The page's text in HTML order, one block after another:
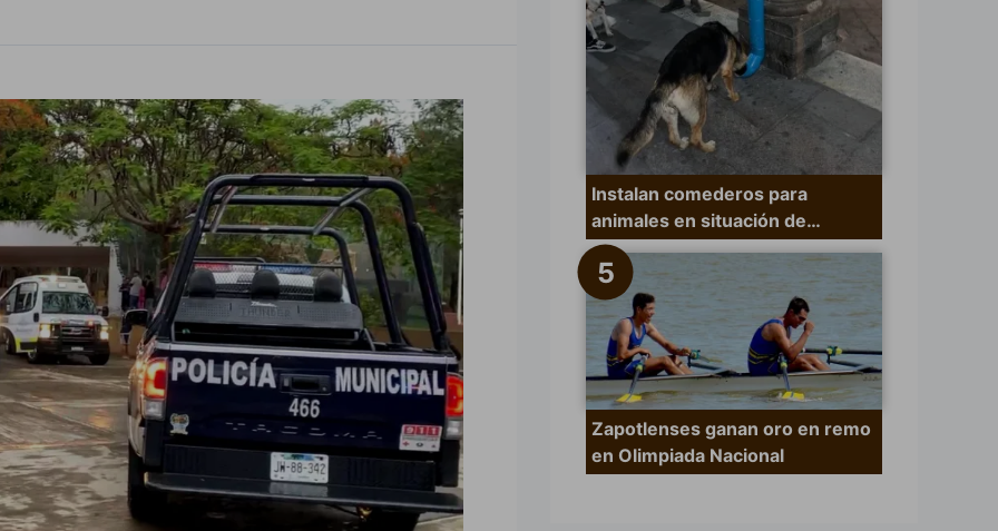
Instalan comederos para
animales en situación de…
Zapotlenses ganan oro en remo
en Olimpiada Nacional